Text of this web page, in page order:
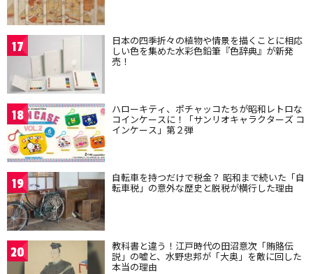
17 日本の四季折々の植物や情景を描くことに相応
しい色を集めた水彩色鉛筆『色辞典』が新発
売！
18 ハローキティ、ポチャッコたちが昭和レトロな
コインケースに！「サンリオキャラクターズ コ
インケース」第２弾
19 自転車を持つだけで税金？ 昭和まで続いた「自
転車税」の意外な歴史と脱税が横行した理由
20 教科書と違う！江戸時代の田沼意次「賄賂伝
説」の嘘と、水野忠邦が「大奥」を敵に回した
本当の理由